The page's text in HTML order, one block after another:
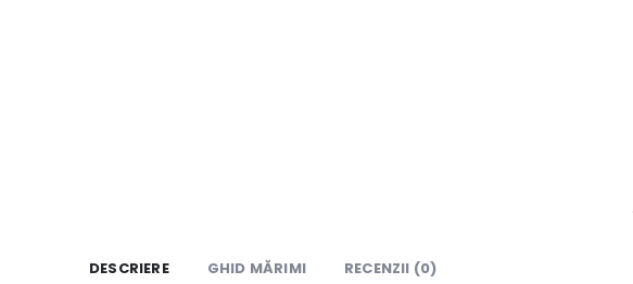
DESCRIERE GHID MĂRIMI RECENZII (0)